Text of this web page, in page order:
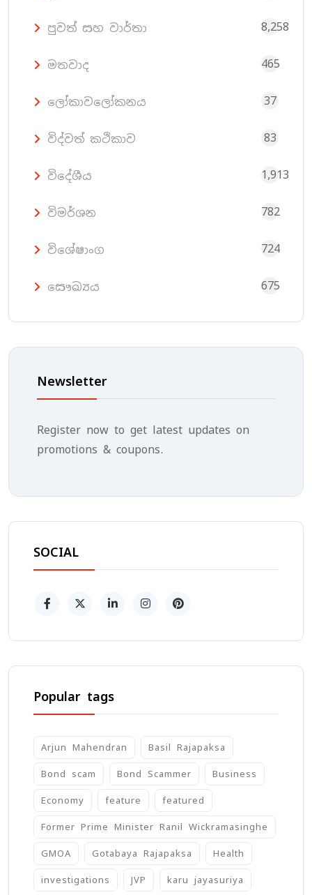
පුවත් සහ වාර්තා 8,258
මතවාද 465
ලෝකාවලෝකනය 37
විද්වත් කථිකාව 83
විදේශීය 1,913
විමර්ශන 782
විශේෂාංග 724
සෞඛ්‍යය 675
Newsletter
Register now to get latest updates on
promotions & coupons.
SOCIAL
Popular tags
Arjun Mahendran Basil Rajapaksa
Bond scam Bond Scammer Business
Economy feature featured
Former Prime Minister Ranil Wickramasinghe
GMOA Gotabaya Rajapaksa Health
investigations JVP karu jayasuriya